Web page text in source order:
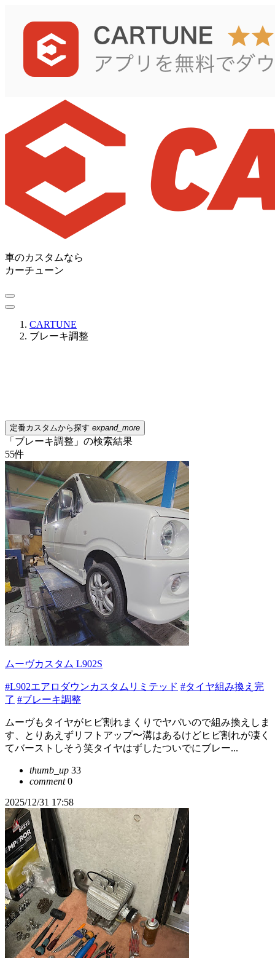
車のカスタムなら
カーチューン
CARTUNE
ブレーキ調整
定番カスタムから探す expand_more
「ブレーキ調整」の検索結果
55件
ムーヴカスタム L902S
#L902エアロダウンカスタムリミテッド #タイヤ組み換え完
了 #ブレーキ調整
ムーヴもタイヤがヒビ割れまくりでヤバいので組み換えしま
す、とりあえずリフトアップ〜溝はあるけどヒビ割れが凄く
てバーストしそう笑タイヤはずしたついでにブレー...
thumb_up 33
comment0
2025/12/31 17:58